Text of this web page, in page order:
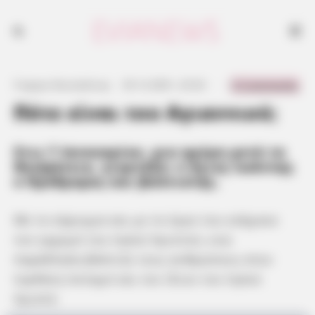
Πότε είναι του Αγιαννιού;
Στις 7 Ιανουαρίου, μια ημέρα μετά τα
Θεοφάνεια, γιορτάζει ο άγιος Ιωάννης